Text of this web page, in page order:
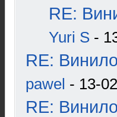
RE:
Yuri S -
RE:
pawel - 13-
RE: